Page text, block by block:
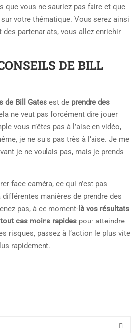
que vous ne sauriez pas faire et que
sur votre thématique. Vous serez ainsi
des partenariats, vous allez enrichir
DE BILL
de Bill Gates est de prendre des
ne veut pas forcément dire jouer
vous n’êtes pas à l’aise en vidéo,
je ne suis pas très à l’aise. Je me
je ne voulais pas, mais je prends
face caméra, ce qui n’est pas
manières de prendre des
pas, à ce moment- là vos résultats
cas moins rapides pour atteindre
risques, passez à l’action le plus vite
rapidement.